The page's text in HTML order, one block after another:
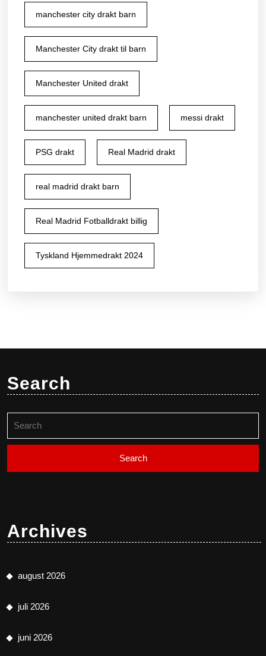
manchester city drakt barn
Manchester City drakt til barn
Manchester United drakt
manchester united drakt barn messi drakt
PSG drakt Real Madrid drakt
real madrid drakt barn
Real Madrid Fotballdrakt billig
Tyskland Hjemmedrakt 2024
Search
for:
Archives
august 2026
juli 2026
juni 2026